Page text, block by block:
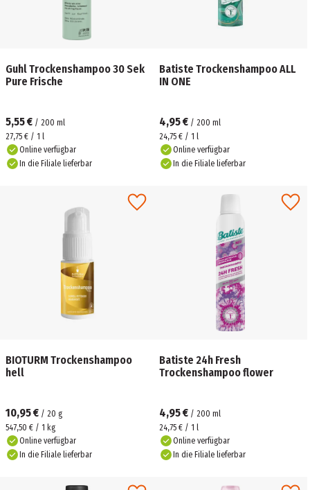
Guhl Trockenshampoo 30 Sek
Pure Frische
5,55 € / 200 ml
27,75 € / 1 l
Online verfügbar
In die Filiale lieferbar
Batiste Trockenshampoo ALL
IN ONE
4,95 € / 200 ml
24,75 € / 1 l
Online verfügbar
In die Filiale lieferbar
BIOTURM Trockenshampoo
hell
10,95 € / 20 g
547,50 € / 1 kg
Online verfügbar
In die Filiale lieferbar
Batiste 24h Fresh
Trockenshampoo flower
4,95 € / 200 ml
24,75 € / 1 l
Online verfügbar
In die Filiale lieferbar